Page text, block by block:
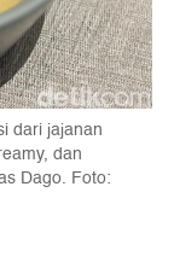
dari jajanan
dan
Dago. Foto: